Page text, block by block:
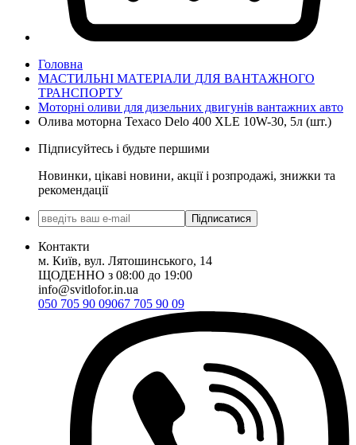
Головна
МАСТИЛЬНІ МАТЕРІАЛИ ДЛЯ ВАНТАЖНОГО
ТРАНСПОРТУ
Моторні оливи для дизельних двигунів вантажних авто
Олива моторна Texaco Delo 400 XLE 10W-30, 5л (шт.)
Підписуйтесь і будьте першими
Новинки, цікаві новини, акції і розпродажі, знижки та
рекомендації
Підписатися
Контакти
м. Київ, вул. Лятошинського, 14
ЩОДЕННО з 08:00 до 19:00
info@svitlofor.in.ua
050 705 90 09067 705 90 09